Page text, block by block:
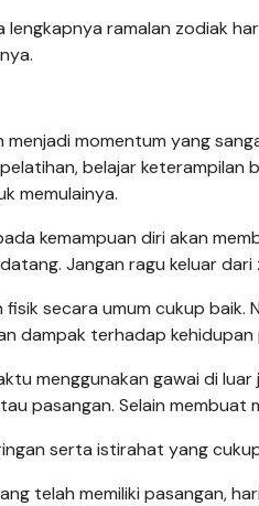
lengkapnya ramalan zodiak
menjadi momentum yang
belajar keterampilan
memulainya.
kemampuan diri akan
Jangan ragu keluar
fisik secara umum cukup baik.
dampak terhadap kehidupan
menggunakan gawai di
pasangan. Selain membuat
serta istirahat yang
telah memiliki pasangan,